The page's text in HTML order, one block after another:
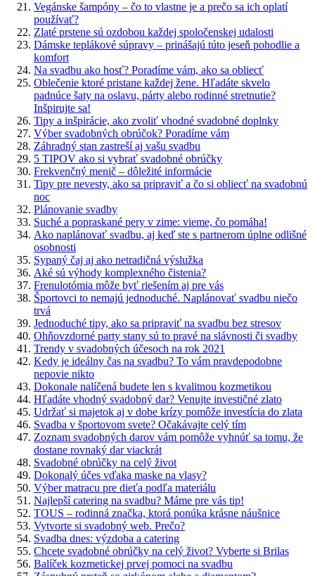
Vegánske šampóny – čo to vlastne je a prečo sa ich oplatí
používať?
Zlaté prstene sú ozdobou každej spoločenskej udalosti
Dámske teplákové súpravy – prinášajú túto jeseň pohodlie a
komfort
Na svadbu ako hosť? Poradíme vám, ako sa obliecť
Oblečenie ktoré pristane každej žene. Hľadáte skvelo
padnúce šaty na oslavu, párty alebo rodinné stretnutie?
Inšpirujte sa!
Tipy a inšpirácie, ako zvoliť vhodné svadobné doplnky
Výber svadobných obrúčok? Poradíme vám
Záhradný stan zastreší aj vašu svadbu
5 TIPOV ako si vybrať svadobné obrúčky
Frekvenčný menič – dôležité informácie
Tipy pre nevesty, ako sa pripraviť a čo si obliecť na svadobnú
noc
Plánovanie svadby
Suché a popraskané pery v zime: vieme, čo pomáha!
Ako naplánovať svadbu, aj keď ste s partnerom úplne odlišné
osobnosti
Sypaný čaj aj ako netradičná výslužka
Aké sú výhody komplexného čistenia?
Frenulotómia môže byť riešením aj pre vás
Športovci to nemajú jednoduché. Naplánovať svadbu niečo
trvá
Jednoduché tipy, ako sa pripraviť na svadbu bez stresov
Ohňovzdorné party stany sú to pravé na slávnosti či svadby
Trendy v svadobných účesoch na rok 2021
Kedy je ideálny čas na svadbu? To vám pravdepodobne
nepovie nikto
Dokonale nalíčená budete len s kvalitnou kozmetikou
Hľadáte vhodný svadobný dar? Venujte investičné zlato
Udržať si majetok aj v dobe krízy pomôže investícia do zlata
Svadba v športovom svete? Očakávajte celý tím
Zoznam svadobných darov vám pomôže vyhnúť sa tomu, že
dostane rovnaký dar viackrát
Svadobné obrúčky na celý život
Dokonalý účes vďaka maske na vlasy?
Výber matracu pre dieťa podľa materiálu
Najlepší catering na svadbu? Máme pre vás tip!
TOUS – rodinná značka, ktorá ponúka krásne náušnice
Vytvorte si svadobný web. Prečo?
Svadba dnes: výzdoba a catering
Chcete svadobné obrúčky na celý život? Vyberte si Brilas
Balíček kozmetickej prvej pomoci na svadbu